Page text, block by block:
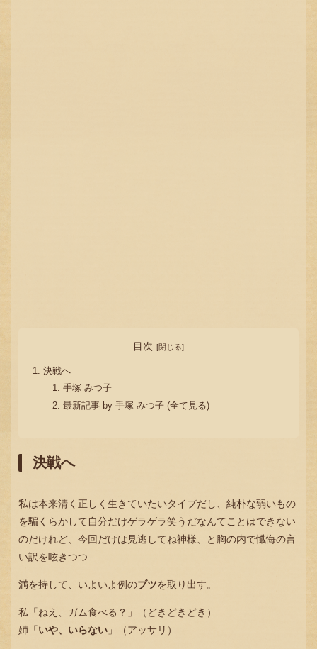
目次
決戦へ
手塚 みつ子
最新記事 by 手塚 みつ子 (全て見る)
決戦へ
私は本来清く正しく生きていたいタイプだし、純朴な弱いもの
を騙くらかして自分だけゲラゲラ笑うだなんてことはできない
のだけれど、今回だけは見逃してね神様、と胸の内で懺悔の言
い訳を呟きつつ…
満を持して、いよいよ例のブツを取り出す。
私「ねえ、ガム食べる？」（どきどきどき）
姉「 いや、いらない 」（アッサリ）